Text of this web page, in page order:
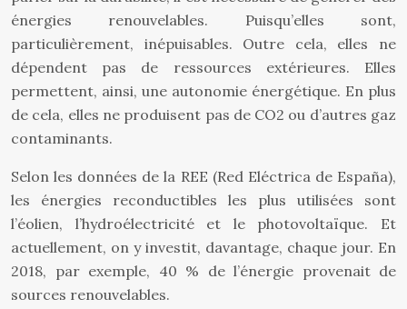
énergies renouvelables. Puisqu’elles sont,
particulièrement, inépuisables. Outre cela, elles ne
dépendent pas de ressources extérieures. Elles
permettent, ainsi, une autonomie énergétique. En plus
de cela, elles ne produisent pas de CO2 ou d’autres gaz
contaminants.
Selon les données de la REE (Red Eléctrica de España),
les énergies reconductibles les plus utilisées sont
l’éolien, l’hydroélectricité et le photovoltaïque. Et
actuellement, on y investit, davantage, chaque jour. En
2018, par exemple, 40 % de l’énergie provenait de
sources renouvelables.